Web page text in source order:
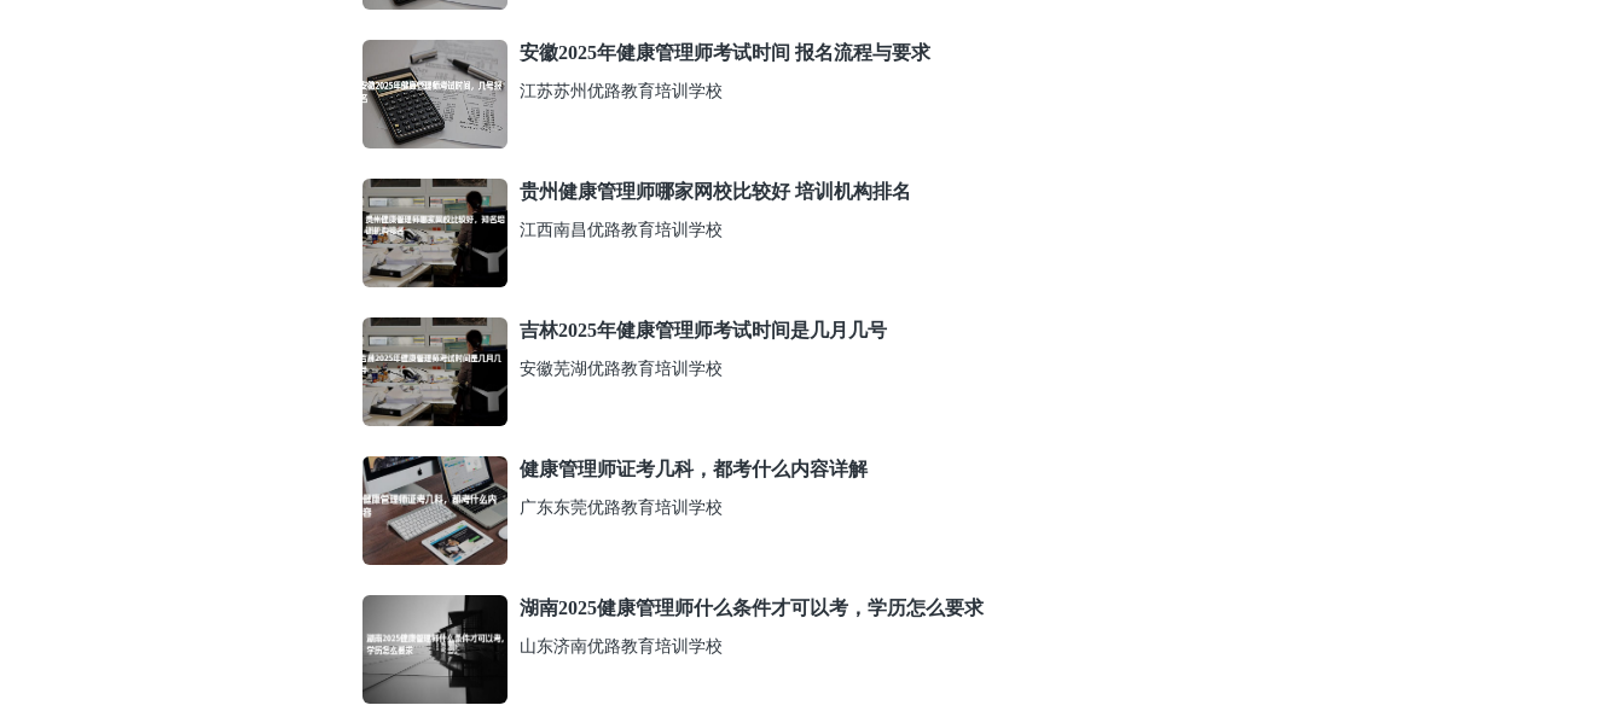
安徽2025年健康管理师考试时间 报名流程与要求
江苏苏州优路教育培训学校
贵州健康管理师哪家网校比较好 培训机构排名
江西南昌优路教育培训学校
吉林2025年健康管理师考试时间是几月几号
安徽芜湖优路教育培训学校
健康管理师证考几科，都考什么内容详解
广东东莞优路教育培训学校
湖南2025健康管理师什么条件才可以考，学历怎么要求
山东济南优路教育培训学校